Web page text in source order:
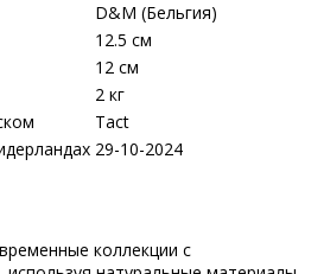
D&M (Бельгия)
12.5 см
12 см
2 кг
Tact
29-10-2024
коллекции с